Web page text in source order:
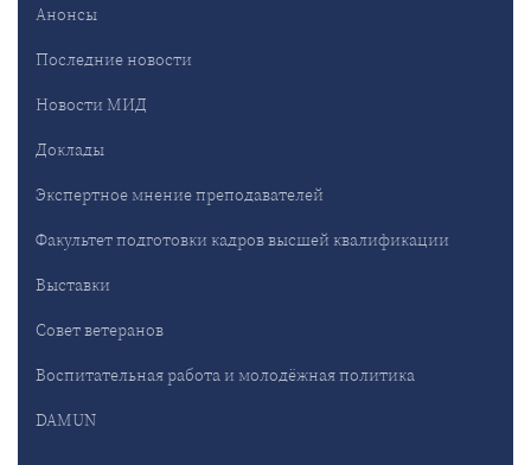
Анонсы
Последние новости
Новости МИД
Доклады
Экспертное мнение преподавателей
Факультет подготовки кадров высшей квалификации
Выставки
Совет ветеранов
Воспитательная работа и молодёжная политика
DAMUN